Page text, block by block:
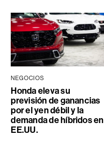
NEGOCIOS
Honda eleva su
previsión de ganancias
por el yen débil y la
demanda de híbridos en
EE.UU.